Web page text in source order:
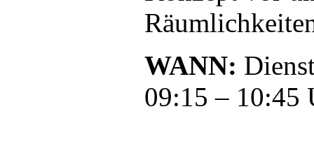
WANN:
09:15 – 10:45